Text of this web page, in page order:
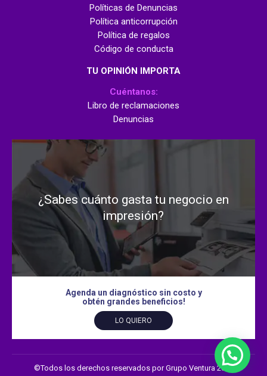
Políticas de Denuncias
Política anticorrupción
Política de regalos
Código de conducta
TU OPINIÓN IMPORTA
Cuéntanos:
Libro de reclamaciones
Denuncias
¿Sabes cuánto gasta tu negocio en
impresión?
Agenda un diagnóstico sin costo y
obtén grandes beneficios!
LO QUIERO
©Todos los derechos reservados por Grupo Ventura 2026